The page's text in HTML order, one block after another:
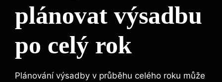
plánovat výsadbu
po celý rok
Plánování výsadby v průběhu celého roku může